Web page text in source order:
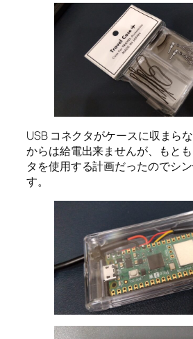
USB コネクタがケースに収まら
からは給電出来ませんが、もと
タを使用する計画だったのでシ
す。